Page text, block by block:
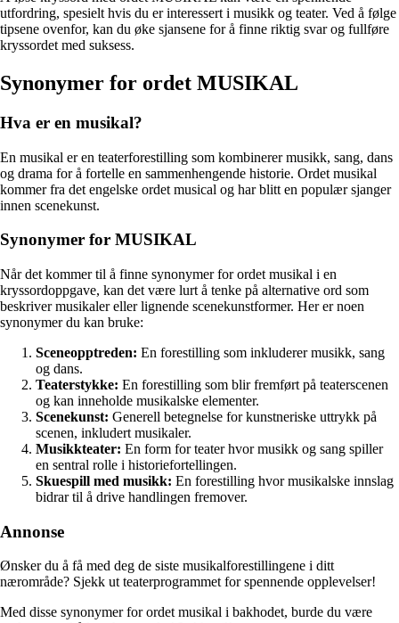
utfordring, spesielt hvis du er interessert i musikk og teater. Ved å følge
tipsene ovenfor, kan du øke sjansene for å finne riktig svar og fullføre
kryssordet med suksess.
Synonymer for ordet MUSIKAL
Hva er en musikal?
En musikal er en teaterforestilling som kombinerer musikk, sang, dans
og drama for å fortelle en sammenhengende historie. Ordet musikal
kommer fra det engelske ordet musical og har blitt en populær sjanger
innen scenekunst.
Synonymer for MUSIKAL
Når det kommer til å finne synonymer for ordet musikal i en
kryssordoppgave, kan det være lurt å tenke på alternative ord som
beskriver musikaler eller lignende scenekunstformer. Her er noen
synonymer du kan bruke:
Sceneopptreden: En forestilling som inkluderer musikk, sang
og dans.
Teaterstykke: En forestilling som blir fremført på teaterscenen
og kan inneholde musikalske elementer.
Scenekunst: Generell betegnelse for kunstneriske uttrykk på
scenen, inkludert musikaler.
Musikkteater: En form for teater hvor musikk og sang spiller
en sentral rolle i historiefortellingen.
Skuespill med musikk: En forestilling hvor musikalske innslag
bidrar til å drive handlingen fremover.
Annonse
Ønsker du å få med deg de siste musikalforestillingene i ditt
nærområde? Sjekk ut teaterprogrammet for spennende opplevelser!
Med disse synonymer for ordet musikal i bakhodet, burde du være